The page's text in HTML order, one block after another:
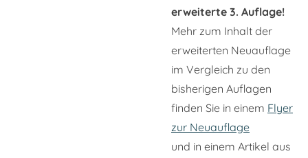
erweiterte 3. Auflage!
Mehr zum Inhalt der
erweiterten Neuauflage
im Vergleich zu den
bisherigen Auflagen
finden Sie in einem Flyer
zur Neuauflage
und in einem Artikel aus